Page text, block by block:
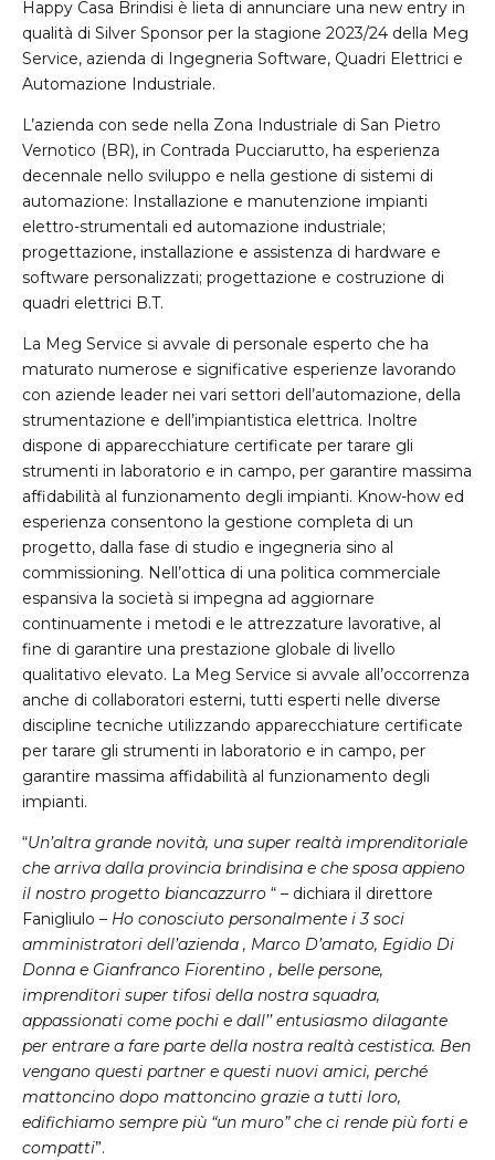
Happy Casa Brindisi è lieta di annunciare una new entry in
qualità di Silver Sponsor per la stagione 2023/24 della Meg
Service, azienda di Ingegneria Software, Quadri Elettrici e
Automazione Industriale.
L’azienda con sede nella Zona Industriale di San Pietro
Vernotico (BR), in Contrada Pucciarutto, ha esperienza
decennale nello sviluppo e nella gestione di sistemi di
automazione: Installazione e manutenzione impianti
elettro-strumentali ed automazione industriale;
progettazione, installazione e assistenza di hardware e
software personalizzati; progettazione e costruzione di
quadri elettrici B.T.
La Meg Service si avvale di personale esperto che ha
maturato numerose e significative esperienze lavorando
con aziende leader nei vari settori dell’automazione, della
strumentazione e dell’impiantistica elettrica. Inoltre
dispone di apparecchiature certificate per tarare gli
strumenti in laboratorio e in campo, per garantire massima
affidabilità al funzionamento degli impianti. Know-how ed
esperienza consentono la gestione completa di un
progetto, dalla fase di studio e ingegneria sino al
commissioning. Nell’ottica di una politica commerciale
espansiva la società si impegna ad aggiornare
continuamente i metodi e le attrezzature lavorative, al
fine di garantire una prestazione globale di livello
qualitativo elevato. La Meg Service si avvale all’occorrenza
anche di collaboratori esterni, tutti esperti nelle diverse
discipline tecniche utilizzando apparecchiature certificate
per tarare gli strumenti in laboratorio e in campo, per
garantire massima affidabilità al funzionamento degli
impianti.
“Un’altra grande novità, una super realtà imprenditoriale
che arriva dalla provincia brindisina e che sposa appieno
il nostro progetto biancazzurro “ – dichiara il direttore
Fanigliulo – Ho conosciuto personalmente i 3 soci
amministratori dell’azienda , Marco D’amato, Egidio Di
Donna e Gianfranco Fiorentino , belle persone,
imprenditori super tifosi della nostra squadra,
appassionati come pochi e dall’’ entusiasmo dilagante
per entrare a fare parte della nostra realtà cestistica. Ben
vengano questi partner e questi nuovi amici, perché
mattoncino dopo mattoncino grazie a tutti loro,
edifichiamo sempre più “un muro” che ci rende più forti e
compatti”.